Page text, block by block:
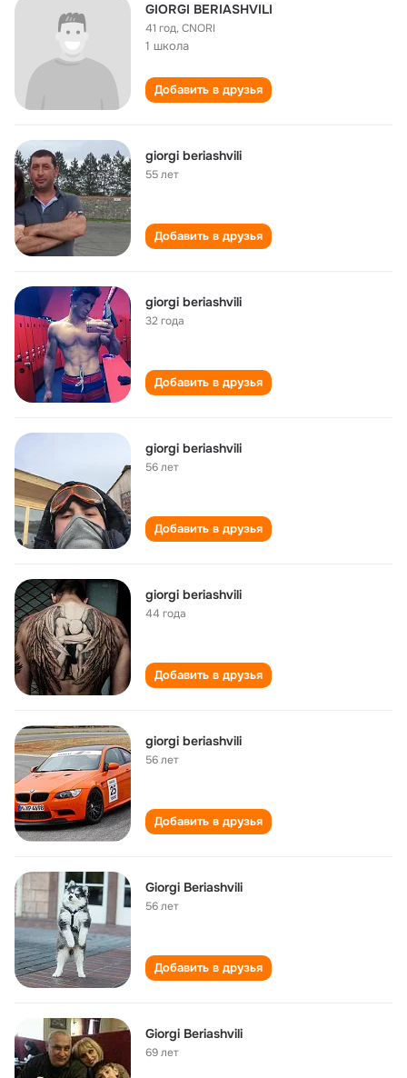
GIORGI BERIASHVILI
41 год,CNORI
1 школа
Добавить в друзья
giorgi beriashvili
55 лет
Добавить в друзья
giorgi beriashvili
32 года
Добавить в друзья
giorgi beriashvili
56 лет
Добавить в друзья
giorgi beriashvili
44 года
Добавить в друзья
giorgi beriashvili
56 лет
Добавить в друзья
Giorgi Beriashvili
56 лет
Добавить в друзья
Giorgi Beriashvili
69 лет